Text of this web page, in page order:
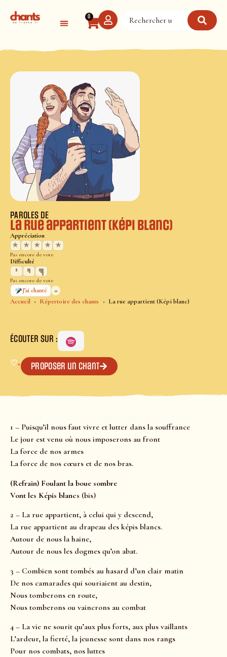
0
Accueil Répertoire des chants La rue appartient (Képi blanc)
PAROLES DE
La rue appartient (Képi blanc)
Appréciation
★
★ ★ ★ ★
Pas encore de vote
Difficulté
Pas encore de vote
J’ai chanté
0
ÉCOUTER SUR :
♡+ Proposer un chant
1 – Puisqu’il nous faut vivre et lutter dans la souffrance
Le jour est venu où nous imposerons au front
La force de nos armes
La force de nos cœurs et de nos bras.
(Refrain) Foulant la boue sombre
Vont les Képis blancs (bis)
2 – La rue appartient, à celui qui y descend,
La rue appartient au drapeau des képis blancs.
Autour de nous la haine,
Autour de nous les dogmes qu’on abat.
3 – Combien sont tombés au hasard d’un clair matin
De nos camarades qui souriaient au destin,
Nous tomberons en route,
Nous tomberons ou vaincrons au combat
4 – La vie ne sourit qu’aux plus forts, aux plus vaillants
L’ardeur, la fierté, la jeunesse sont dans nos rangs
Pour nos combats, nos luttes